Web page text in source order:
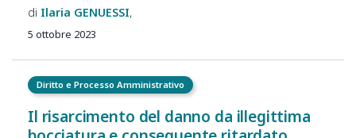
Ilaria GENUESSI
5 ottobre 2023
Diritto e Processo Amministrativo
Il risarcimento del danno da illegittima